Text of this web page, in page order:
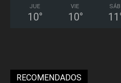
JUE
10°
VIE
10°
SÁB
11
RECOMENDADOS